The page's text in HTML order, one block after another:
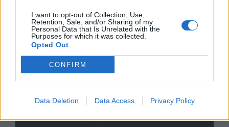
I want to opt-out of Collection, Use,
Retention, Sale, and/or Sharing of my
Personal Data that Is Unrelated with the
Purposes for which it was collected.
Opted Out
CONFIRM
Data Deletion Data Access Privacy Policy
Какви са минималните заплати в
Европа